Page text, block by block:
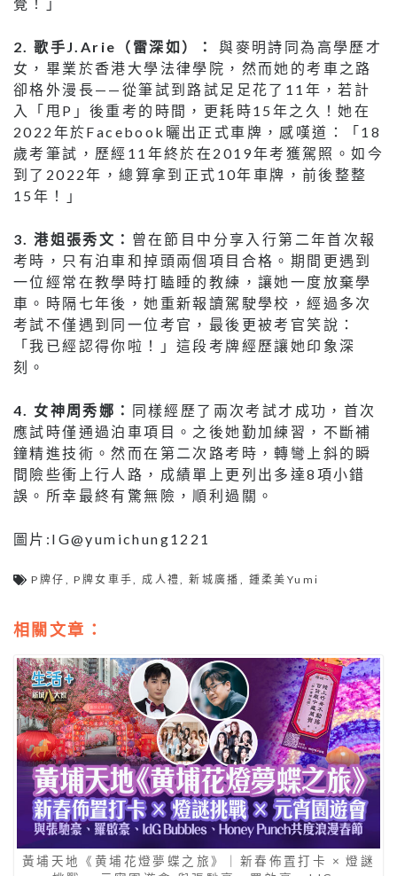
覺！」
2. 歌手J.Arie（雷深如）：
與麥明詩同為高學歷才
女，畢業於香港大學法律學院，然而她的考車之路
卻格外漫長——從筆試到路試足足花了11年，若計
入「甩P」後重考的時間，更耗時15年之久！她在
2022年於Facebook曬出正式車牌，感嘆道：「18
歲考筆試，歷經11年終於在2019年考獲駕照。如今
到了2022年，總算拿到正式10年車牌，前後整整
15年！」
3. 港姐張秀文： 曾在節目中分享入行第二年首次報
考時，只有泊車和掉頭兩個項目合格。期間更遇到
一位經常在教學時打瞌睡的教練，讓她一度放棄學
車。時隔七年後，她重新報讀駕駛學校，經過多次
考試不僅遇到同一位考官，最後更被考官笑說：
「我已經認得你啦！」這段考牌經歷讓她印象深
刻。
4. 女神周秀娜： 同樣經歷了兩次考試才成功，首次
應試時僅通過泊車項目。之後她勤加練習，不斷補
鐘精進技術。然而在第二次路考時，轉彎上斜的瞬
間險些衝上行人路，成績單上更列出多達8項小錯
誤。所幸最終有驚無險，順利過關。
圖片:IG@yumichung1221
P牌仔 ,P牌女車手,成人禮,新城廣播 , 鍾柔美Yumi
相關文章：
黃埔天地《黄埔花燈夢蝶之旅》｜新春佈置打卡 × 燈謎